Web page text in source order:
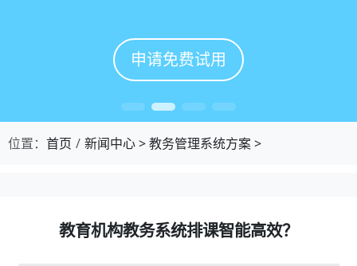
申请免费试用
申请免费试用
申请免费试用
申请免费试用
位置： 首页 新闻中心>教务管理系统方案>
教育机构教务系统排课智能高效？